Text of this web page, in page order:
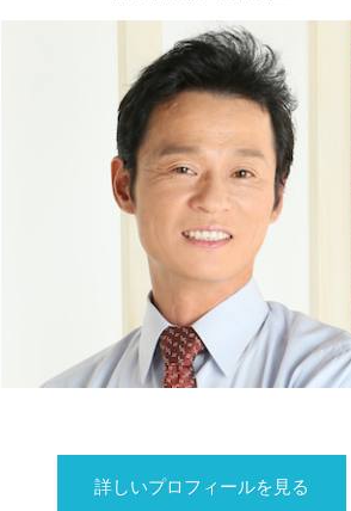
詳しいプロフィールを見る